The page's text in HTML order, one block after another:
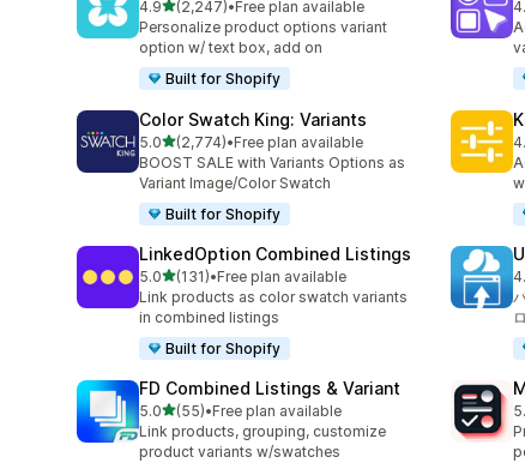
4.95つ星中
(2,247)
合計レビュー数：2247件
•Free plan available
Personalize product options variant
option w/ text box, add on
Built for Shopify
Color Swatch King: Variants
5.05つ星中
(2,774)
合計レビュー数：2774件
•Free plan available
BOOST SALE with Variants Options as
Variant Image/Color Swatch
Built for Shopify
LinkedOption Combined Listings
5.05つ星中
(131)
合計レビュー数：131件
•Free plan available
Link products as color swatch variants
in combined listings
Built for Shopify
FD Combined Listings & Variant
5.05つ星中
(55)
合計レビュー数：55件
•Free plan available
Link products, grouping, customize
product variants w/swatches